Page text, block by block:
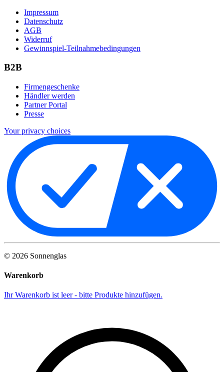
Impressum
Datenschutz
AGB
Widerruf
Gewinnspiel-Teilnahmebedingungen
B2B
Firmengeschenke
Händler werden
Partner Portal
Presse
Your privacy choices
© 2026 Sonnenglas
Warenkorb
Ihr Warenkorb ist leer - bitte Produkte hinzufügen.